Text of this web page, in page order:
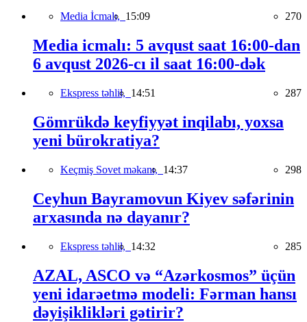
Media İcmalı, 15:09 270
Media icmalı: 5 avqust saat 16:00-dan
6 avqust 2026-cı il saat 16:00-dək
Ekspress təhlil, 14:51 287
Gömrükdə keyfiyyət inqilabı, yoxsa
yeni bürokratiya?
Keçmiş Sovet məkanı, 14:37 298
Ceyhun Bayramovun Kiyev səfərinin
arxasında nə dayanır?
Ekspress təhlil, 14:32 285
AZAL, ASCO və “Azərkosmos” üçün
yeni idarəetmə modeli: Fərman hansı
dəyişiklikləri gətirir?